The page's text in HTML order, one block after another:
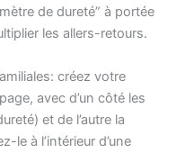
de dureté” à portée
les allers-retours.
créez votre
avec d’un côté les
et de l’autre la
le à l’intérieur d’une